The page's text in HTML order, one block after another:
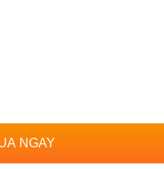
NGAY